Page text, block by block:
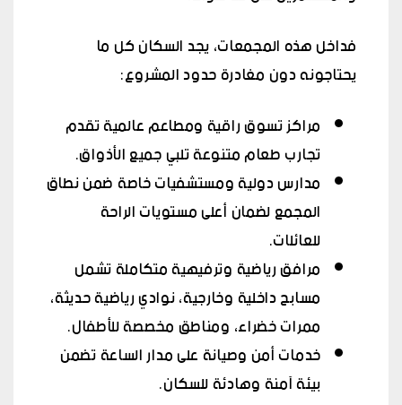
فداخل هذه المجمعات، يجد السكان كل ما
يحتاجونه دون مغادرة حدود المشروع:
مراكز تسوق راقية ومطاعم عالمية تقدم
تجارب طعام متنوعة تلبي جميع الأذواق.
مدارس دولية ومستشفيات خاصة ضمن نطاق
المجمع لضمان أعلى مستويات الراحة
للعائلات.
مرافق رياضية وترفيهية متكاملة تشمل
مسابح داخلية وخارجية، نوادي رياضية حديثة،
ممرات خضراء، ومناطق مخصصة للأطفال.
خدمات أمن وصيانة على مدار الساعة تضمن
بيئة آمنة وهادئة للسكان.